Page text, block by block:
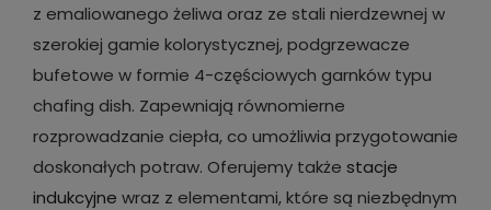
z emaliowanego żeliwa oraz ze stali nierdzewnej w
szerokiej gamie kolorystycznej, podgrzewacze
bufetowe w formie 4-częściowych garnków typu
chafing dish. Zapewniają równomierne
rozprowadzanie ciepła, co umożliwia przygotowanie
doskonałych potraw. Oferujemy także stacje
indukcyjne wraz z elementami, które są niezbędnym